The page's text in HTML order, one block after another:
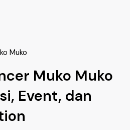
Muko
Muko Muko
Event, dan